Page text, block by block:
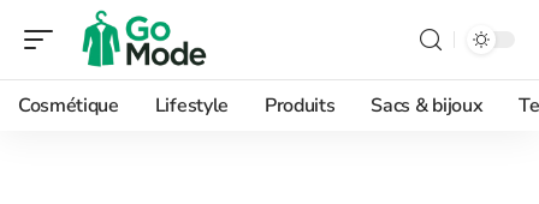
Cosmétique Lifestyle Produits Sacs & bijoux